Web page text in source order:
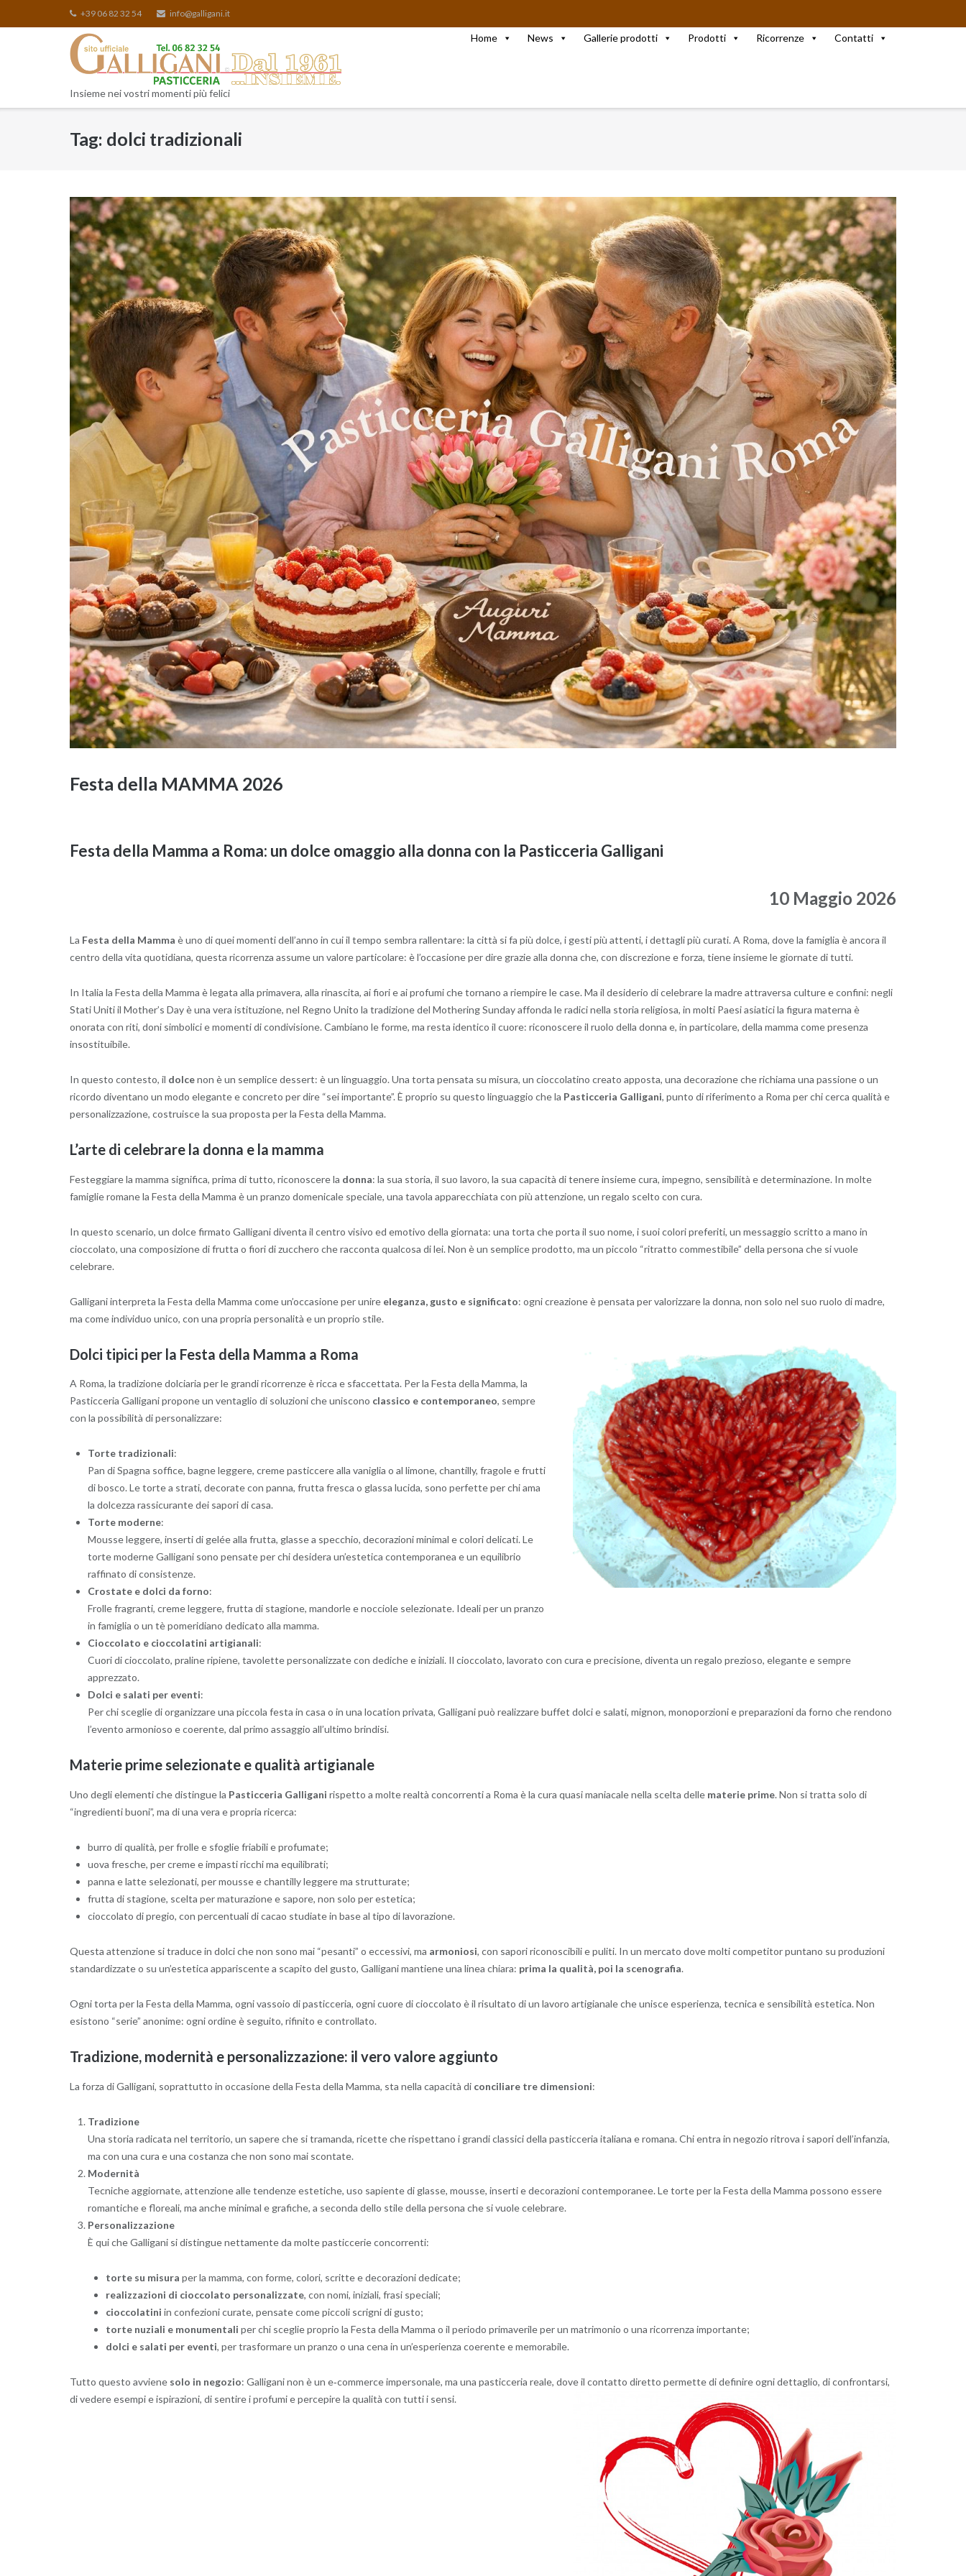
to
+39 06 82 32 54 info@galligani.it
Insieme nei vostri momenti più felici
Home News Gallerie prodotti Prodotti Ricorrenze Contatti
Tag: dolci tradizionali
Festa della MAMMA 2026
Festa della Mamma a Roma: un dolce omaggio alla donna con la Pasticceria Galligani
10 Maggio 2026
La Festa della Mamma è uno di quei momenti dell’anno in cui il tempo sembra rallentare: la città si fa più dolce, i gesti più attenti, i dettagli più curati. A Roma, dove la famiglia è ancora il
centro della vita quotidiana, questa ricorrenza assume un valore particolare: è l’occasione per dire grazie alla donna che, con discrezione e forza, tiene insieme le giornate di tutti.
In Italia la Festa della Mamma è legata alla primavera, alla rinascita, ai fiori e ai profumi che tornano a riempire le case. Ma il desiderio di celebrare la madre attraversa culture e confini: negli
Stati Uniti il Mother’s Day è una vera istituzione, nel Regno Unito la tradizione del Mothering Sunday affonda le radici nella storia religiosa, in molti Paesi asiatici la figura materna è
onorata con riti, doni simbolici e momenti di condivisione. Cambiano le forme, ma resta identico il cuore: riconoscere il ruolo della donna e, in particolare, della mamma come presenza
insostituibile.
In questo contesto, il dolcenon è un semplice dessert: è un linguaggio. Una torta pensata su misura, un cioccolatino creato apposta, una decorazione che richiama una passione o un
ricordo diventano un modo elegante e concreto per dire “sei importante”. È proprio su questo linguaggio che la Pasticceria Galligani, punto di riferimento a Roma per chi cerca qualità e
personalizzazione, costruisce la sua proposta per la Festa della Mamma.
L’arte di celebrare la donna e la mamma
Festeggiare la mamma significa, prima di tutto, riconoscere la donna: la sua storia, il suo lavoro, la sua capacità di tenere insieme cura, impegno, sensibilità e determinazione. In molte
famiglie romane la Festa della Mamma è un pranzo domenicale speciale, una tavola apparecchiata con più attenzione, un regalo scelto con cura.
In questo scenario, un dolce firmato Galligani diventa il centro visivo ed emotivo della giornata: una torta che porta il suo nome, i suoi colori preferiti, un messaggio scritto a mano in
cioccolato, una composizione di frutta o fiori di zucchero che racconta qualcosa di lei. Non è un semplice prodotto, ma un piccolo “ritratto commestibile” della persona che si vuole
celebrare.
Galligani interpreta la Festa della Mamma come un’occasione per unire eleganza, gusto e significato: ogni creazione è pensata per valorizzare la donna, non solo nel suo ruolo di madre,
ma come individuo unico, con una propria personalità e un proprio stile.
Dolci tipici per la Festa della Mamma a Roma
A Roma, la tradizione dolciaria per le grandi ricorrenze è ricca e sfaccettata. Per la Festa della Mamma, la
Pasticceria Galligani propone un ventaglio di soluzioni che uniscono classico e contemporaneo, sempre
con la possibilità di personalizzare:
Torte tradizionali:
Pan di Spagna soffice, bagne leggere, creme pasticcere alla vaniglia o al limone, chantilly, fragole e frutti
di bosco. Le torte a strati, decorate con panna, frutta fresca o glassa lucida, sono perfette per chi ama
la dolcezza rassicurante dei sapori di casa.
Torte moderne:
Mousse leggere, inserti di gelée alla frutta, glasse a specchio, decorazioni minimal e colori delicati. Le
torte moderne Galligani sono pensate per chi desidera un’estetica contemporanea e un equilibrio
raffinato di consistenze.
Crostate e dolci da forno:
Frolle fragranti, creme leggere, frutta di stagione, mandorle e nocciole selezionate. Ideali per un pranzo
in famiglia o un tè pomeridiano dedicato alla mamma.
Cioccolato e cioccolatini artigianali:
Cuori di cioccolato, praline ripiene, tavolette personalizzate con dediche e iniziali. Il cioccolato, lavorato con cura e precisione, diventa un regalo prezioso, elegante e sempre
apprezzato.
Dolci e salati per eventi:
Per chi sceglie di organizzare una piccola festa in casa o in una location privata, Galligani può realizzare buffet dolci e salati, mignon, monoporzioni e preparazioni da forno che rendono
l’evento armonioso e coerente, dal primo assaggio all’ultimo brindisi.
Materie prime selezionate e qualità artigianale
Uno degli elementi che distingue la Pasticceria Galligani rispetto a molte realtà concorrenti a Roma è la cura quasi maniacale nella scelta delle materie prime. Non si tratta solo di
“ingredienti buoni”, ma di una vera e propria ricerca:
burro di qualità, per frolle e sfoglie friabili e profumate;
uova fresche, per creme e impasti ricchi ma equilibrati;
panna e latte selezionati, per mousse e chantilly leggere ma strutturate;
frutta di stagione, scelta per maturazione e sapore, non solo per estetica;
cioccolato di pregio, con percentuali di cacao studiate in base al tipo di lavorazione.
Questa attenzione si traduce in dolci che non sono mai “pesanti” o eccessivi, ma armoniosi, con sapori riconoscibili e puliti. In un mercato dove molti competitor puntano su produzioni
standardizzate o su un’estetica appariscente a scapito del gusto, Galligani mantiene una linea chiara: prima la qualità, poi la scenografia.
Ogni torta per la Festa della Mamma, ogni vassoio di pasticceria, ogni cuore di cioccolato è il risultato di un lavoro artigianale che unisce esperienza, tecnica e sensibilità estetica. Non
esistono “serie” anonime: ogni ordine è seguito, rifinito e controllato.
Tradizione, modernità e personalizzazione: il vero valore aggiunto
La forza di Galligani, soprattutto in occasione della Festa della Mamma, sta nella capacità di conciliare tre dimensioni:
Tradizione
Una storia radicata nel territorio, un sapere che si tramanda, ricette che rispettano i grandi classici della pasticceria italiana e romana. Chi entra in negozio ritrova i sapori dell’infanzia,
ma con una cura e una costanza che non sono mai scontate.
Modernità
Tecniche aggiornate, attenzione alle tendenze estetiche, uso sapiente di glasse, mousse, inserti e decorazioni contemporanee. Le torte per la Festa della Mamma possono essere
romantiche e floreali, ma anche minimal e grafiche, a seconda dello stile della persona che si vuole celebrare.
Personalizzazione
È qui che Galligani si distingue nettamente da molte pasticcerie concorrenti:
torte su misura per la mamma, con forme, colori, scritte e decorazioni dedicate;
realizzazioni di cioccolato personalizzate, con nomi, iniziali, frasi speciali;
cioccolatini in confezioni curate, pensate come piccoli scrigni di gusto;
torte nuziali e monumentali per chi sceglie proprio la Festa della Mamma o il periodo primaverile per un matrimonio o una ricorrenza importante;
dolci e salati per eventi, per trasformare un pranzo o una cena in un’esperienza coerente e memorabile.
Tutto questo avviene solo in negozio: Galligani non è un e‑commerce impersonale, ma una pasticceria reale, dove il contatto diretto permette di definire ogni dettaglio, di confrontarsi,
di vedere esempi e ispirazioni, di sentire i profumi e percepire la qualità con tutti i sensi.